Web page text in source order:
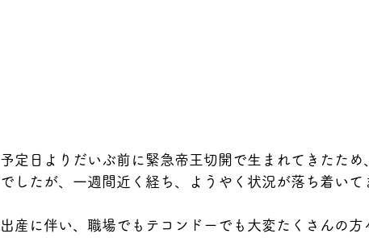
予定日よりだいぶ前に緊急帝王切開で生まれてきたた
でしたが、一週間近く経ち、ようやく状況が落ち着いて
出産に伴い、職場でもテコンドーでも大変たくさんの